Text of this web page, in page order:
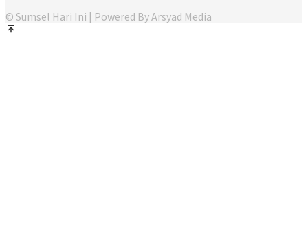
© Sumsel Hari Ini | Powered By Arsyad Media